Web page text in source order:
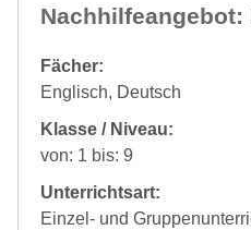
Nachhilfeangebot:
Fächer:
Englisch, Deutsch
Klasse / Niveau:
von: 1 bis: 9
Unterrichtsart:
Einzel- und